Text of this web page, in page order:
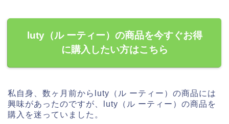
luty（ル ーティー）の商品を今すぐお得
に購入したい方はこちら
私自身、数ヶ月前からluty（ル ーティー）の商品には
興味があったのですが、luty（ル ーティー）の商品を
購入を迷っていました。